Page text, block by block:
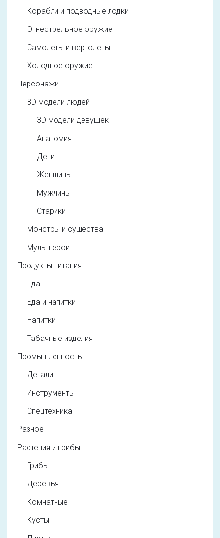
Корабли и подводные лодки
Огнестрельное оружие
Самолеты и вертолеты
Холодное оружие
Персонажи
3D модели людей
3D модели девушек
Анатомия
Дети
Женщины
Мужчины
Старики
Монстры и существа
Мультгерои
Продукты питания
Еда
Еда и напитки
Напитки
Табачные изделия
Промышленность
Детали
Инструменты
Спецтехника
Разное
Растения и грибы
Грибы
Деревья
Комнатные
Кусты